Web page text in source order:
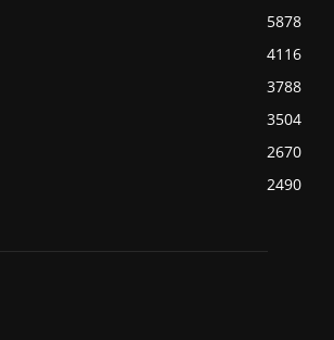
5878
4116
3788
3504
2670
2490